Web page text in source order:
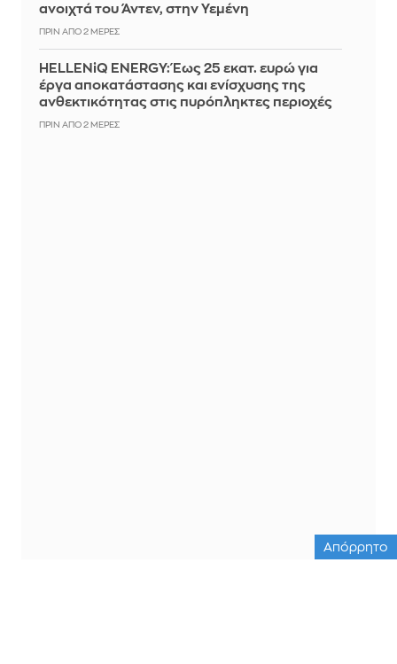
ανοιχτά του Άντεν, στην Υεμένη
ΠΡΙΝ ΑΠΌ 2 ΜΈΡΕΣ
HELLENiQ ENERGY: Έως 25 εκατ. ευρώ για
έργα αποκατάστασης και ενίσχυσης της
ανθεκτικότητας στις πυρόπληκτες περιοχές
ΠΡΙΝ ΑΠΌ 2 ΜΈΡΕΣ
Απόρρητο